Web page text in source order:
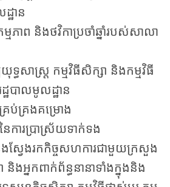
ឋាន
ភាព និងថវិកាប្រចាំឆ្នាំរបស់សាលា
ធសាស្ត្រ​ កម្មវិធីសិក្សា និងកម្ម​​វិធី​​
ឋបាលមូលដ្ឋាន
រប់គ្រងគម្រោង
ការប្រាស្រ័យទាក់ទង
ែងរកកិច្ចសហការជាមួយក្រសួង
និងអ្នកពាក់ព័ន្ធនានាទាំងក្នុងនិង